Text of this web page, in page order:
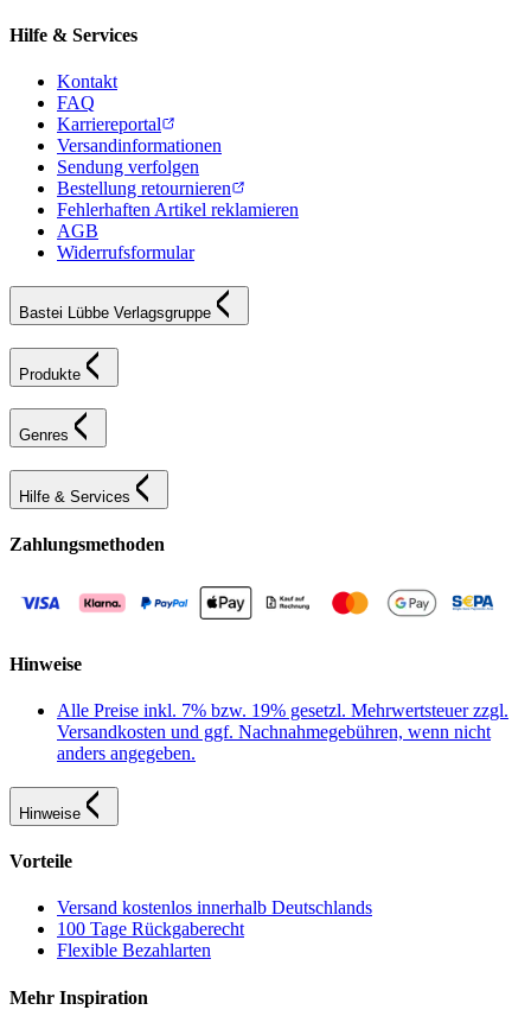
Hilfe & Services
Kontakt
FAQ
Karriereportal
Versandinformationen
Sendung verfolgen
Bestellung retournieren
Fehlerhaften Artikel reklamieren
AGB
Widerrufsformular
Bastei Lübbe Verlagsgruppe
Produkte
Genres
Hilfe & Services
Zahlungsmethoden
Hinweise
Alle Preise inkl. 7% bzw. 19% gesetzl. Mehrwertsteuer zzgl.
Versandkosten und ggf. Nachnahmegebühren, wenn nicht
anders angegeben.
Hinweise
Vorteile
Versand kostenlos innerhalb Deutschlands
100 Tage Rückgaberecht
Flexible Bezahlarten
Mehr Inspiration